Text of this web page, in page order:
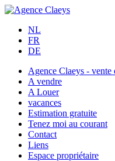
NL
FR
DE
Agence Claeys -
A vendre
A Louer
vacances
Estimation gratuite
Tenez moi au courant
Contact
Liens
Espace propriétaire